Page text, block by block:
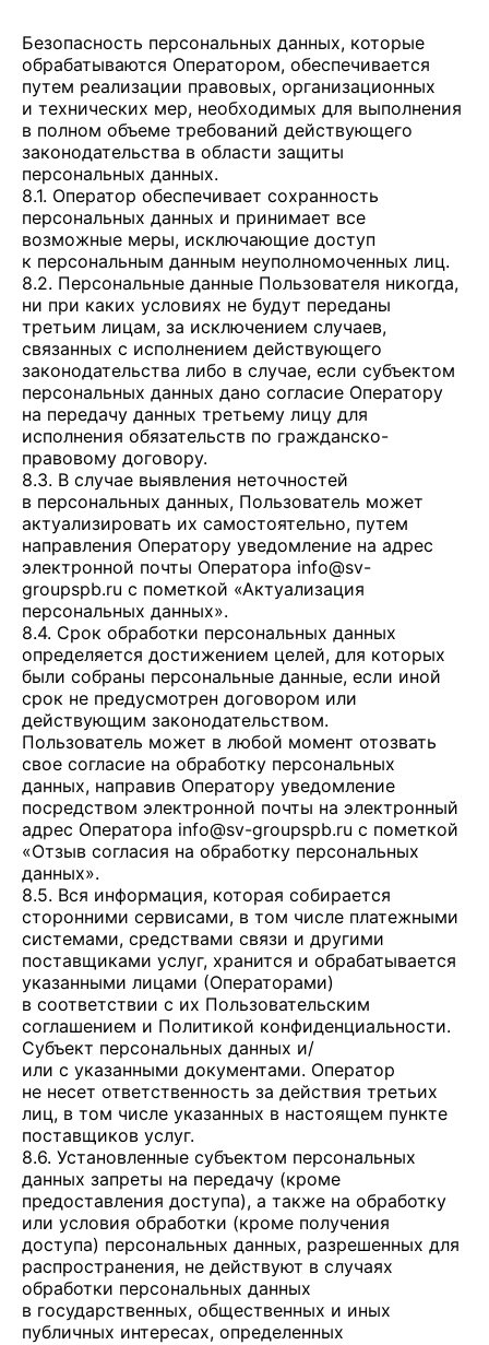
Безопасность персональных данных, которые
обрабатываются Оператором, обеспечивается
путем реализации правовых, организационных
и технических мер, необходимых для выполнения
в полном объеме требований действующего
законодательства в области защиты
персональных данных.
8.1. Оператор обеспечивает сохранность
персональных данных и принимает все
возможные меры, исключающие доступ
к персональным данным неуполномоченных лиц.
8.2. Персональные данные Пользователя никогда,
ни при каких условиях не будут переданы
третьим лицам, за исключением случаев,
связанных с исполнением действующего
законодательства либо в случае, если субъектом
персональных данных дано согласие Оператору
на передачу данных третьему лицу для
исполнения обязательств по гражданско-
правовому договору.
8.3. В случае выявления неточностей
в персональных данных, Пользователь может
актуализировать их самостоятельно, путем
направления Оператору уведомление на адрес
электронной почты Оператора info@sv-
groupspb.ru с пометкой «Актуализация
персональных данных».
8.4. Срок обработки персональных данных
определяется достижением целей, для которых
были собраны персональные данные, если иной
срок не предусмотрен договором или
действующим законодательством.
Пользователь может в любой момент отозвать
свое согласие на обработку персональных
данных, направив Оператору уведомление
посредством электронной почты на электронный
адрес Оператора info@sv-groupspb.ru с пометкой
«Отзыв согласия на обработку персональных
данных».
8.5. Вся информация, которая собирается
сторонними сервисами, в том числе платежными
системами, средствами связи и другими
поставщиками услуг, хранится и обрабатывается
указанными лицами (Операторами)
в соответствии с их Пользовательским
соглашением и Политикой конфиденциальности.
Субъект персональных данных и/
или с указанными документами. Оператор
не несет ответственность за действия третьих
лиц, в том числе указанных в настоящем пункте
поставщиков услуг.
8.6. Установленные субъектом персональных
данных запреты на передачу (кроме
предоставления доступа), а также на обработку
или условия обработки (кроме получения
доступа) персональных данных, разрешенных для
распространения, не действуют в случаях
обработки персональных данных
в государственных, общественных и иных
публичных интересах, определенных